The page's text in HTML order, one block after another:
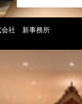
会社 新事務所